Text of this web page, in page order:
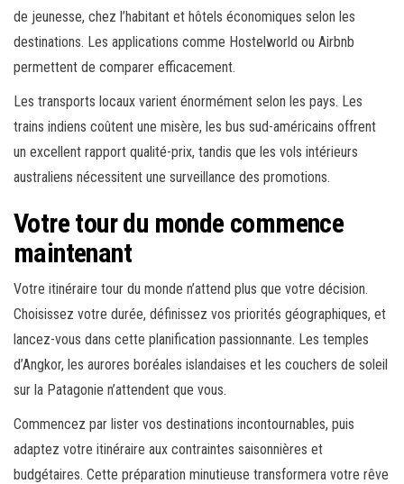
de jeunesse, chez l’habitant et hôtels économiques selon les
destinations. Les applications comme Hostelworld ou Airbnb
permettent de comparer efficacement.
Les transports locaux varient énormément selon les pays. Les
trains indiens coûtent une misère, les bus sud-américains offrent
un excellent rapport qualité-prix, tandis que les vols intérieurs
australiens nécessitent une surveillance des promotions.
Votre tour du monde commence
maintenant
Votre itinéraire tour du monde n’attend plus que votre décision.
Choisissez votre durée, définissez vos priorités géographiques, et
lancez-vous dans cette planification passionnante. Les temples
d’Angkor, les aurores boréales islandaises et les couchers de soleil
sur la Patagonie n’attendent que vous.
Commencez par lister vos destinations incontournables, puis
adaptez votre itinéraire aux contraintes saisonnières et
budgétaires. Cette préparation minutieuse transformera votre rêve